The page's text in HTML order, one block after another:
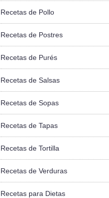
Recetas de Pollo
Recetas de Postres
Recetas de Purés
Recetas de Salsas
Recetas de Sopas
Recetas de Tapas
Recetas de Tortilla
Recetas de Verduras
Recetas para Dietas